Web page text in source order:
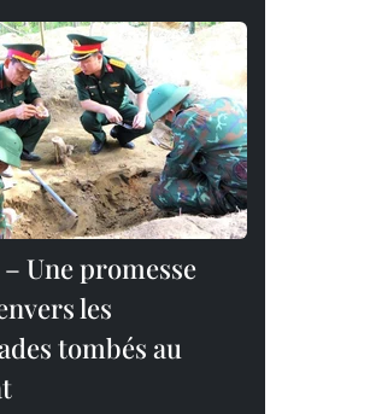
Une promesse
les
tombés au